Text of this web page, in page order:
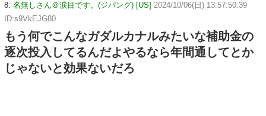
8: 名無しさん＠涙目です。(ジパング) [US] 2024/10/06(日) 13:57:50.39
ID:s9VkEJG80
もう何でこんなガダルカナルみたいな補助金の
逐次投入してるんだよやるなら年間通してとか
じゃないと効果ないだろ